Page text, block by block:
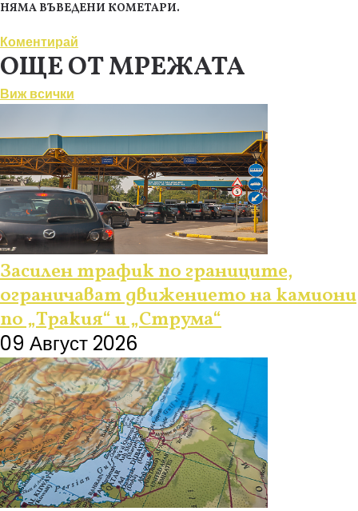
НЯМА ВЪВЕДЕНИ КОМЕТАРИ.
Коментирай
ОЩЕ ОТ МРЕЖАТА
Виж всички
Засилен трафик по границите,
ограничават движението на камиони
по „Тракия“ и „Струма“
09 Август 2026